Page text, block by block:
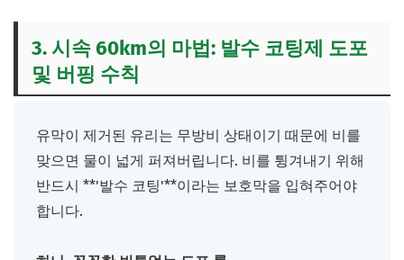
3. 시속 60km의 마법: 발수 코팅제 도포
및 버핑 수칙
유막이 제거된 유리는 무방비 상태이기 때문에 비를
맞으면 물이 넓게 퍼져버립니다. 비를 튕겨내기 위해
반드시 **'발수 코팅'**이라는 보호막을 입혀주어야
합니다.